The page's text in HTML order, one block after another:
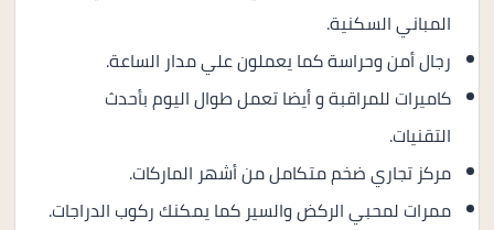
المباني السكنية.
رجال أمن وحراسة كما يعملون علي مدار الساعة.
كاميرات للمراقبة و أيضا تعمل طوال اليوم بأحدث
التقنيات.
مركز تجاري ضخم متكامل من أشهر الماركات.
ممرات لمحبي الركض والسير كما يمكنك ركوب الدراجات.